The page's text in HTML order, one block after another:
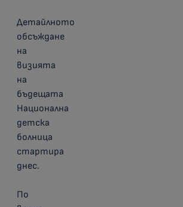
Детайлното
обсъждане
на
визията
на
бъдещата
Национална
детска
болница
стартира
днес.
По